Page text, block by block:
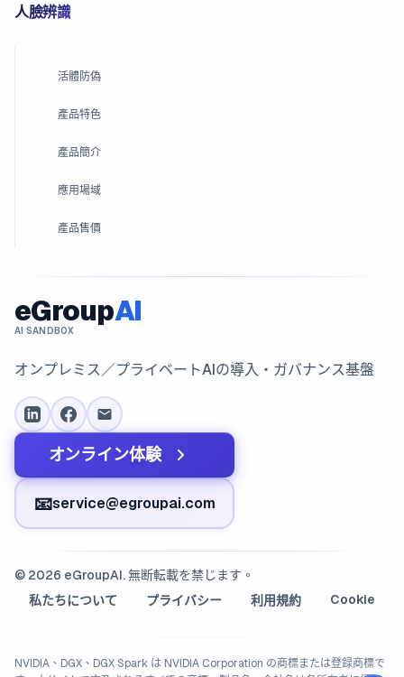
人臉辨識
活體防偽
產品特色
產品簡介
應用場域
產品售價
eGroupAI
AI SANDBOX
オンプレミス／プライベートAIの導入・ガバナンス基盤
オンライン体験
📧service@egroupai.com
© 2026 eGroupAI. 無断転載を禁じます。
私たちについて
プライバシー 利用規約 Cookie
NVIDIA、DGX、DGX Spark は NVIDIA Corporation の商標または登録商標で